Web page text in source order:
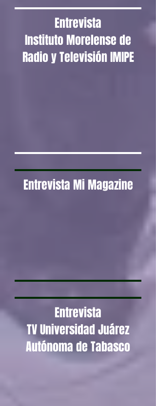
Entrevista
Instituto Morelense de
Radio y Televisión IMIPE
Entrevista Mi Magazine
Entrevista
TV Universidad Juárez
Autónoma de Tabasco